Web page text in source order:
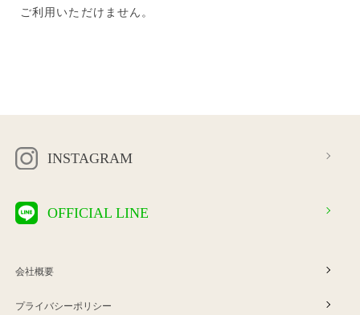
ご利用いただけません。
INSTAGRAM
OFFICIAL LINE
会社概要
プライバシーポリシー